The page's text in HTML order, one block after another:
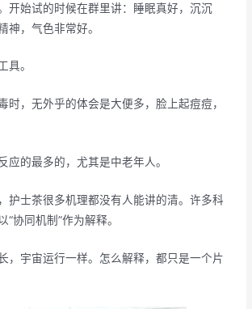
开始试的时候在群里讲：睡眠真好，沉沉
神，气色非常好。
具。
时，无外乎的体会是大便多，脸上起痘痘，
应的最多的，尤其是中老年人。
护士茶很多机理都没有人能讲的清。许多科
协同机制”作为解释。
，宇宙运行一样。怎么解释，都只是一个片